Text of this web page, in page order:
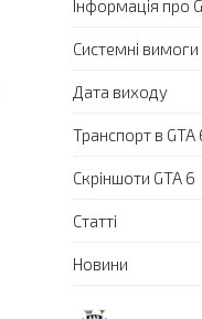
Інформація про
Системні вимоги
Дата виходу
Транспорт в GTA
Скріншоти GTA 6
Статті
Новини